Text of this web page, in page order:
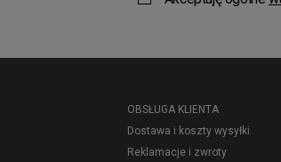
OBSŁUGA KLIENTA
Dostawa i koszty wysyłki
Reklamacje i zwroty